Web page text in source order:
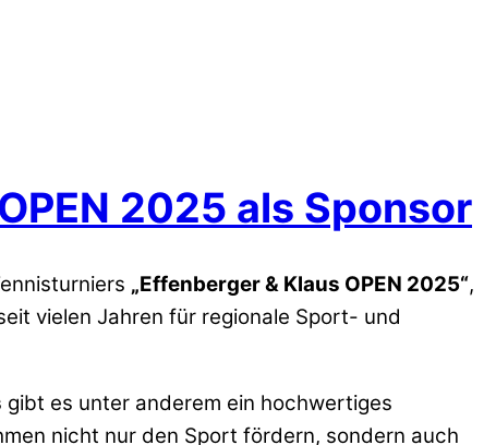
2025 als Sponsor
„Effenberger & Klaus OPEN 2025“,
vielen Jahren für regionale Sport- und
gibt es unter anderem ein hochwertiges
nicht nur den Sport fördern, sondern auch